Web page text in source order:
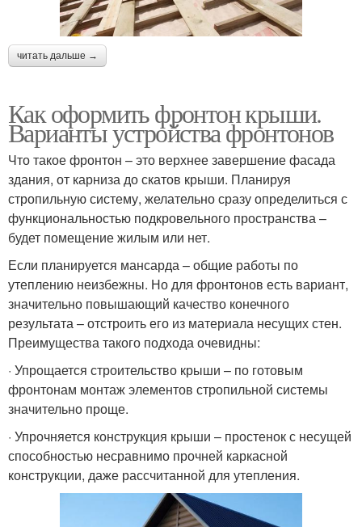
читать дальше →
Как оформить фронтон крыши.
Варианты устройства фронтонов
Что такое фронтон – это верхнее завершение фасада
здания, от карниза до скатов крыши. Планируя
стропильную систему, желательно сразу определиться с
функциональностью подкровельного пространства –
будет помещение жилым или нет.
Если планируется мансарда – общие работы по
утеплению неизбежны. Но для фронтонов есть вариант,
значительно повышающий качество конечного
результата – отстроить его из материала несущих стен.
Преимущества такого подхода очевидны:
· Упрощается строительство крыши – по готовым
фронтонам монтаж элементов стропильной системы
значительно проще.
· Упрочняется конструкция крыши – простенок с несущей
способностью несравнимо прочней каркасной
конструкции, даже рассчитанной для утепления.